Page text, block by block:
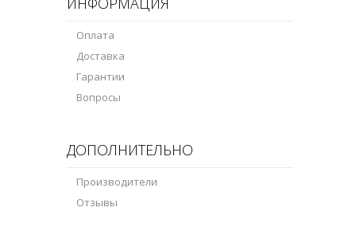
Оплата
Доставка
Гарантии
Вопросы
ДОПОЛНИТЕЛЬНО
Производители
Отзывы